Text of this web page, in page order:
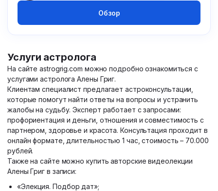
Обзор
Услуги астролога
На сайте astrogrig.com можно подробно ознакомиться с
услугами астролога Алены Григ.
Клиентам специалист предлагает астроконсультации,
которые помогут найти ответы на вопросы и устранить
жалобы на судьбу. Эксперт работает с запросами:
профориентация и деньги, отношения и совместимость с
партнером, здоровье и красота. Консультация проходит в
онлайн формате, длительностью 1 час, стоимость – 70.000
рублей.
Также на сайте можно купить авторские видеолекции
Алены Григ в записи:
«Элекция. Подбор дат»;